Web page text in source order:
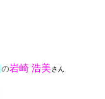
の岩崎 浩美さん